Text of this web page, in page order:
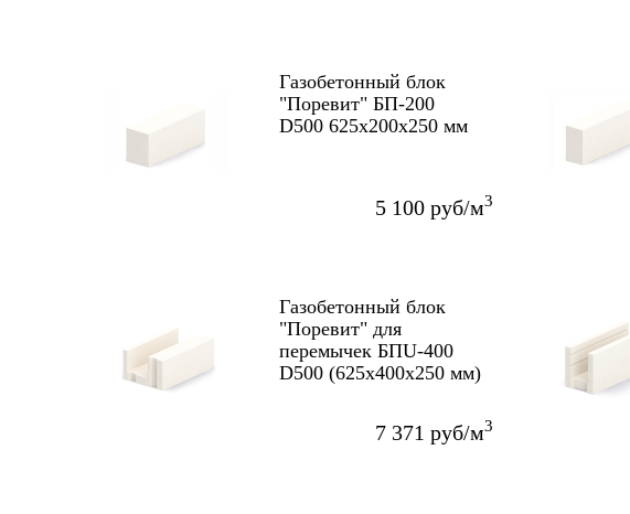
Газобетонный блок
"Поревит" БП-200
D500 625х200х250 мм
5 100 руб/м3
Газобетонный блок
"Поревит" для
перемычек БПU-400
D500 (625х400х250 мм)
7 371 руб/м3